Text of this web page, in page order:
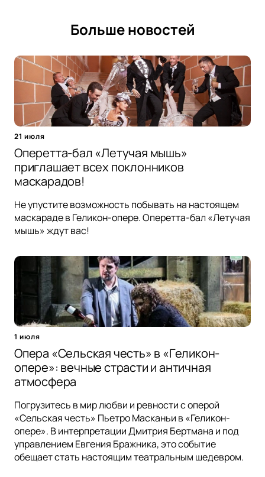
Больше новостей
21 июля
Оперетта-бал «Летучая мышь»
приглашает всех поклонников
маскарадов!
Не упустите возможность побывать на настоящем
маскараде в Геликон-опере. Оперетта-бал «Летучая
мышь» ждут вас!
1 июля
Опера «Сельская честь» в «Геликон-
опере»: вечные страсти и античная
атмосфера
Погрузитесь в мир любви и ревности с оперой
«Сельская честь» Пьетро Масканьи в «Геликон-
опере». В интерпретации Дмитрия Бертмана и под
управлением Евгения Бражника, это событие
обещает стать настоящим театральным шедевром.